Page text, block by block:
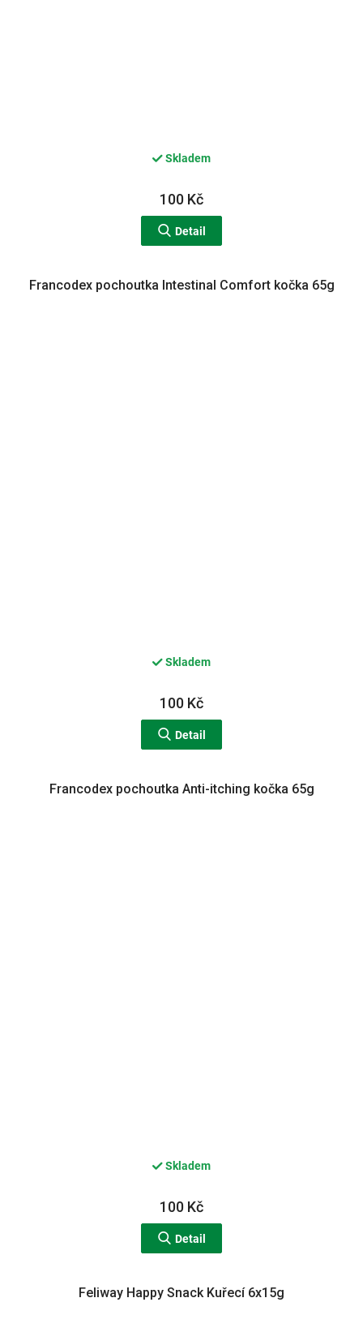
Skladem
100 Kč
Detail
Francodex pochoutka Intestinal Comfort kočka 65g
Skladem
100 Kč
Detail
Francodex pochoutka Anti-itching kočka 65g
Skladem
100 Kč
Detail
Feliway Happy Snack Kuřecí 6x15g